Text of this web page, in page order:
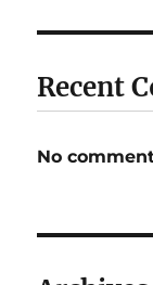
Recent
No